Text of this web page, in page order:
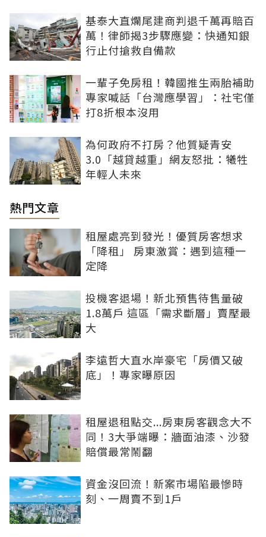
基泰大直爛尾建商判退千萬再賠百
萬！律師揭3步驟應變：快通知銀
行止付搶救自備款
一輩子免房租！韓國推生兩胎補助
專家喊話「台灣應學習」：社宅僅
打8折根本沒用
為何政府不打房？他質疑青安
3.0「越貸越重」網友怒批：犧牲
年輕人未來
熱門文章
租屋處亮到發光！優質房客想求
「降租」 房東激賞：遇到這種一
定降
投機客退場！新北預售待售量破
1.8萬戶 這區「需求斷層」賣壓最
大
李遠哲大直水岸豪宅「房價又破
底」！專家曝原因
租屋退租點交...房東房客觀念大不
同！3大爭端曝：牆面油漆、沙發
賠償最常鬧翻
資金沒回流！新案市場陷最慘時
刻、一周賣不到1戶